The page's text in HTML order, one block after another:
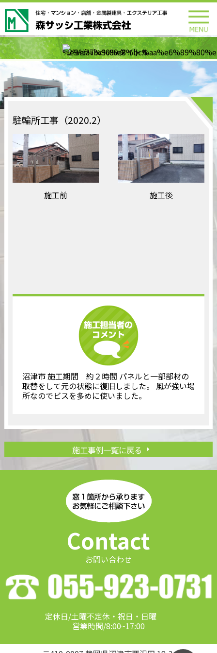
駐輪所工事（2020.2）
施工前 施工後
沼津市 施工期間 約２時間 パネルと一部部材の
取替をして元の状態に復旧しました。 風が強い場
所なのでビスを多めに使いました。
施工事例一覧に戻る
Contact
お問い合わせ
定休日/土曜不定休・祝日・日曜
営業時間/8:00~17:00